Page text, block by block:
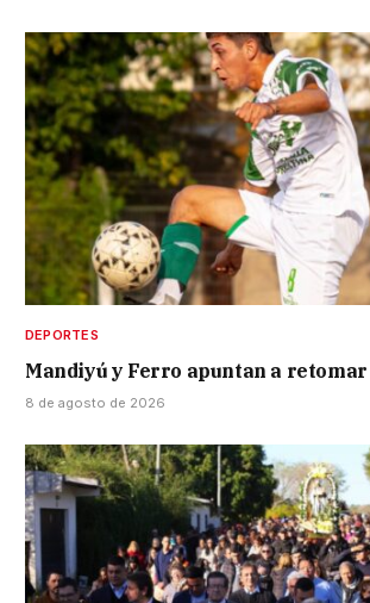
DEPORTES
Mandiyú y Ferro apuntan a
8 de agosto de 2026